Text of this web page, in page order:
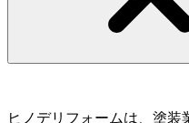
ヒノデリフォームは、塗